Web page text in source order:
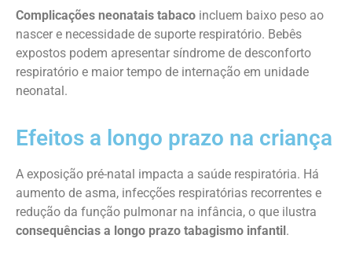
Complicações neonatais tabaco incluem baixo peso ao
nascer e necessidade de suporte respiratório. Bebês
expostos podem apresentar síndrome de desconforto
respiratório e maior tempo de internação em unidade
neonatal.
Efeitos a longo prazo na criança
A exposição pré-natal impacta a saúde respiratória. Há
aumento de asma, infecções respiratórias recorrentes e
redução da função pulmonar na infância, o que ilustra
consequências a longo prazo tabagismo infantil .